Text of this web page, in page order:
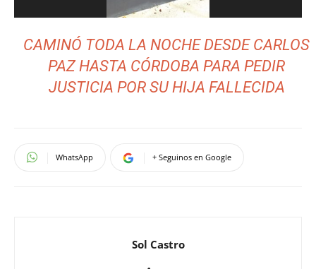
CAMINÓ TODA LA NOCHE DESDE CARLOS
PAZ HASTA CÓRDOBA PARA PEDIR
JUSTICIA POR SU HIJA FALLECIDA
WhatsApp + Seguinos en Google
Sol Castro